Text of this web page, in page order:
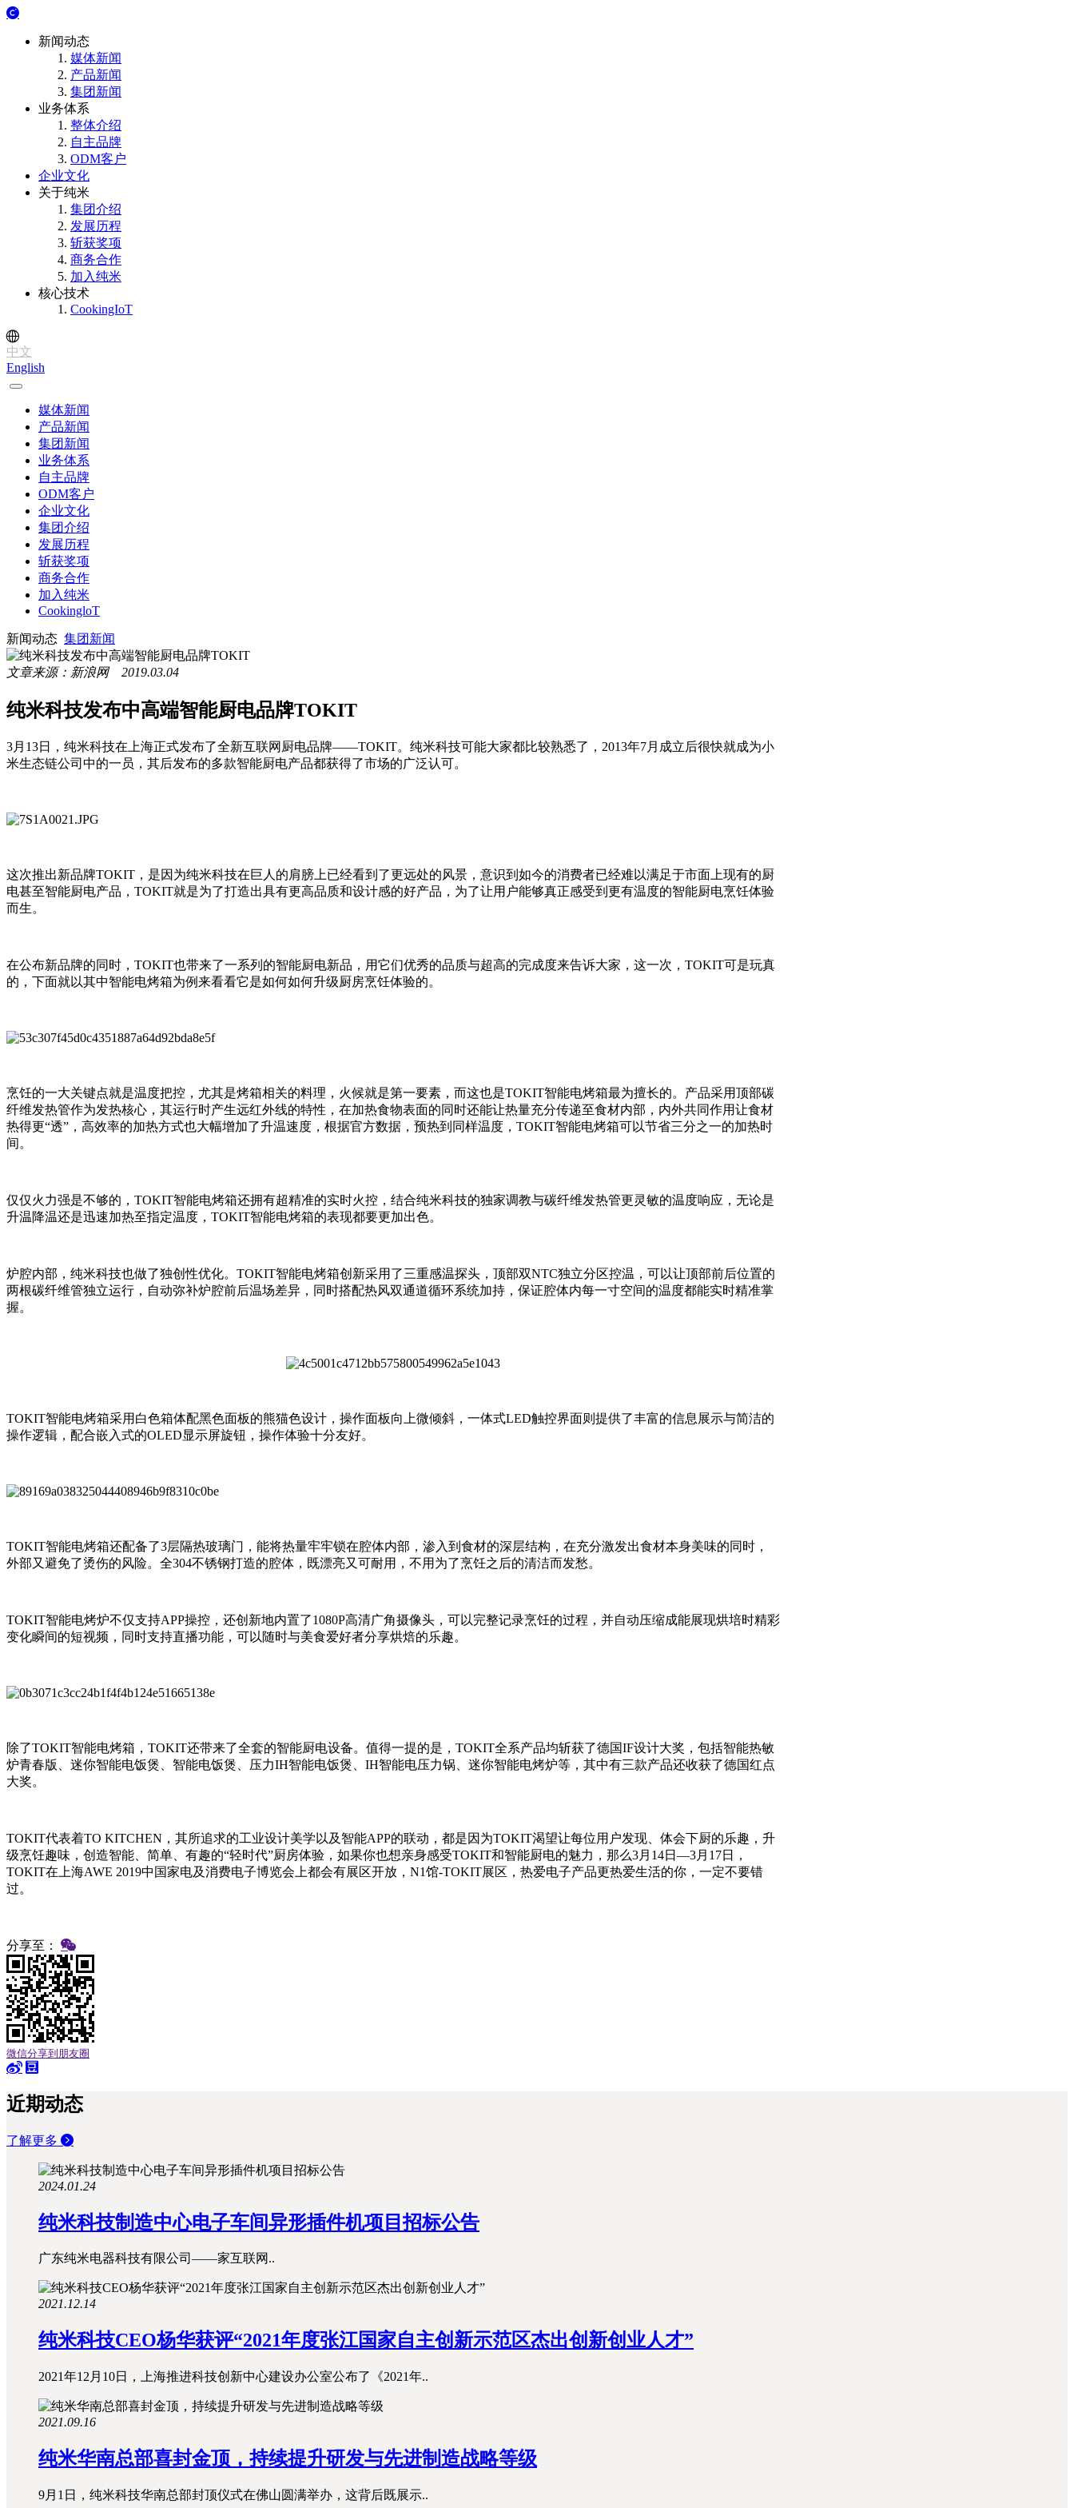
新闻动态
媒体新闻
产品新闻
集团新闻
业务体系
整体介绍
自主品牌
ODM客户
企业文化
关于纯米
集团介绍
发展历程
斩获奖项
商务合作
加入纯米
核心技术
CookingIoT
中文
English
媒体新闻
产品新闻
集团新闻
业务体系
自主品牌
ODM客户
企业文化
集团介绍
发展历程
斩获奖项
商务合作
加入纯米
CookingloT
新闻动态 集团新闻
文章来源：新浪网 2019.03.04
纯米科技发布中高端智能厨电品牌TOKIT
3月13日，纯米科技在上海正式发布了全新互联网厨电品牌——TOKIT。纯米科技可能大家都比较熟悉了，2013年7月成立后很快就成为小
米生态链公司中的一员，其后发布的多款智能厨电产品都获得了市场的广泛认可。
这次推出新品牌TOKIT，是因为纯米科技在巨人的肩膀上已经看到了更远处的风景，意识到如今的消费者已经难以满足于市面上现有的厨
电甚至智能厨电产品，TOKIT就是为了打造出具有更高品质和设计感的好产品，为了让用户能够真正感受到更有温度的智能厨电烹饪体验
而生。
在公布新品牌的同时，TOKIT也带来了一系列的智能厨电新品，用它们优秀的品质与超高的完成度来告诉大家，这一次，TOKIT可是玩真
的，下面就以其中智能电烤箱为例来看看它是如何如何升级厨房烹饪体验的。
烹饪的一大关键点就是温度把控，尤其是烤箱相关的料理，火候就是第一要素，而这也是TOKIT智能电烤箱最为擅长的。产品采用顶部碳
纤维发热管作为发热核心，其运行时产生远红外线的特性，在加热食物表面的同时还能让热量充分传递至食材内部，内外共同作用让食材
热得更“透”，高效率的加热方式也大幅增加了升温速度，根据官方数据，预热到同样温度，TOKIT智能电烤箱可以节省三分之一的加热时
间。
仅仅火力强是不够的，TOKIT智能电烤箱还拥有超精准的实时火控，结合纯米科技的独家调教与碳纤维发热管更灵敏的温度响应，无论是
升温降温还是迅速加热至指定温度，TOKIT智能电烤箱的表现都要更加出色。
炉腔内部，纯米科技也做了独创性优化。TOKIT智能电烤箱创新采用了三重感温探头，顶部双NTC独立分区控温，可以让顶部前后位置的
两根碳纤维管独立运行，自动弥补炉腔前后温场差异，同时搭配热风双通道循环系统加持，保证腔体内每一寸空间的温度都能实时精准掌
握。
TOKIT智能电烤箱采用白色箱体配黑色面板的熊猫色设计，操作面板向上微倾斜，一体式LED触控界面则提供了丰富的信息展示与简洁的
操作逻辑，配合嵌入式的OLED显示屏旋钮，操作体验十分友好。
TOKIT智能电烤箱还配备了3层隔热玻璃门，能将热量牢牢锁在腔体内部，渗入到食材的深层结构，在充分激发出食材本身美味的同时，
外部又避免了烫伤的风险。全304不锈钢打造的腔体，既漂亮又可耐用，不用为了烹饪之后的清洁而发愁。
TOKIT智能电烤炉不仅支持APP操控，还创新地内置了1080P高清广角摄像头，可以完整记录烹饪的过程，并自动压缩成能展现烘培时精彩
变化瞬间的短视频，同时支持直播功能，可以随时与美食爱好者分享烘焙的乐趣。
除了TOKIT智能电烤箱，TOKIT还带来了全套的智能厨电设备。值得一提的是，TOKIT全系产品均斩获了德国IF设计大奖，包括智能热敏
炉青春版、迷你智能电饭煲、智能电饭煲、压力IH智能电饭煲、IH智能电压力锅、迷你智能电烤炉等，其中有三款产品还收获了德国红点
大奖。
TOKIT代表着TO KITCHEN，其所追求的工业设计美学以及智能APP的联动，都是因为TOKIT渴望让每位用户发现、体会下厨的乐趣，升
级烹饪趣味，创造智能、简单、有趣的“轻时代”厨房体验，如果你也想亲身感受TOKIT和智能厨电的魅力，那么3月14日—3月17日，
TOKIT在上海AWE 2019中国家电及消费电子博览会上都会有展区开放，N1馆-TOKIT展区，热爱电子产品更热爱生活的你，一定不要错
过。
分享至：
微信分享到朋友圈
近期动态
了解更多
2024.01.24
纯米科技制造中心电子车间异形插件机项目招标公告
广东纯米电器科技有限公司——家互联网..
2021.12.14
纯米科技CEO杨华获评“2021年度张江国家自主创新示范区杰出创新创业人才”
2021年12月10日，上海推进科技创新中心建设办公室公布了《2021年..
2021.09.16
纯米华南总部喜封金顶，持续提升研发与先进制造战略等级
9月1日，纯米科技华南总部封顶仪式在佛山圆满举办，这背后既展示..